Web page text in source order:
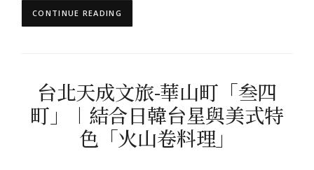
CONTINUE READING
台北天成文旅-華山町「叁四
町」︱結合日韓台星與美式特
色「火山卷料理」